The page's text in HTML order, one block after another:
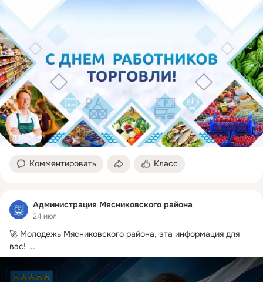
Комментировать Класс
Администрация Мясниковского района
24 июл
🚀 Молодежь Мясниковского района, эта информация для
вас! ...